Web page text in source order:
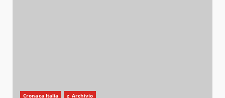
Cronaca Italia z_Archivio